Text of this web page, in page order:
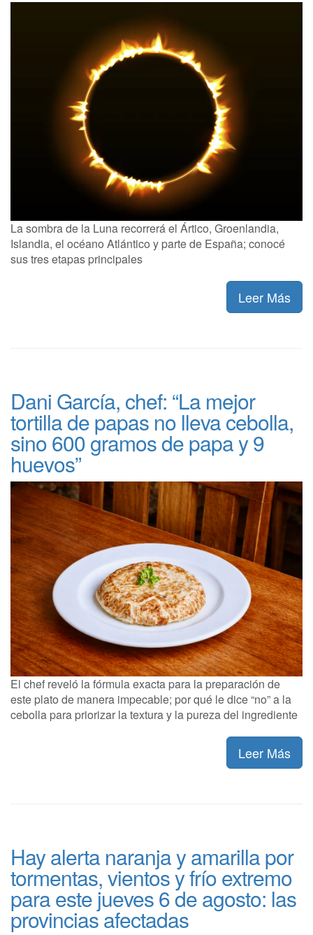
La sombra de la Luna recorrerá el Ártico, Groenlandia,
Islandia, el océano Atlántico y parte de España; conocé
sus tres etapas principales
Leer Más
Dani García, chef: “La mejor
tortilla de papas no lleva cebolla,
sino 600 gramos de papa y 9
huevos”
El chef reveló la fórmula exacta para la preparación de
este plato de manera impecable; por qué le dice “no” a la
cebolla para priorizar la textura y la pureza del ingrediente
Leer Más
Hay alerta naranja y amarilla por
tormentas, vientos y frío extremo
para este jueves 6 de agosto: las
provincias afectadas